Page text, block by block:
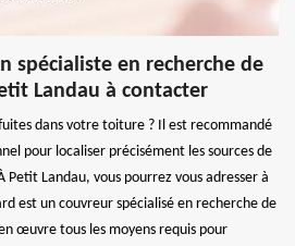
spécialiste en recherche de
Landau à contacter
dans votre toiture ? Il est recommandé
pour localiser précisément les sources de
Landau, vous pourrez vous adresser à
est un couvreur spécialisé en recherche de
œuvre tous les moyens requis pour